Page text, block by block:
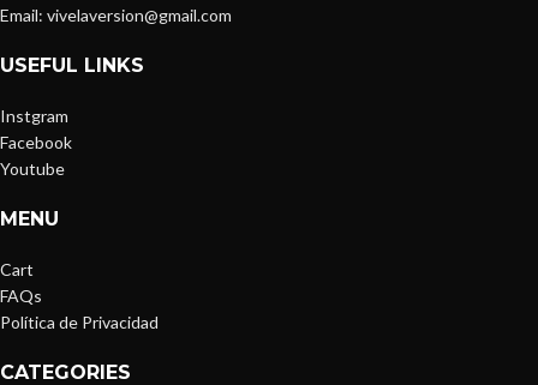
Email: vivelaversion@gmail.com
USEFUL LINKS
Instgram
Facebook
Youtube
MENU
Cart
FAQs
Política de Privacidad
CATEGORIES